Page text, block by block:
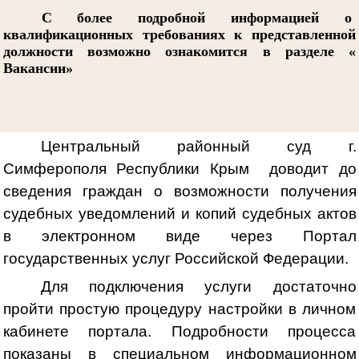
С более подробной информацией о
квалификационных требованиях к представленной
должности возможно ознакомится в разделе «
Вакансии»
Центральный районный суд г.
Симферополя Республики Крым доводит до
сведения граждан о возможности получения
судебных уведомлений и копий судебных актов
в электронном виде через Портал
государственных услуг Российской Федерации.
Для подключения услуги достаточно
пройти простую процедуру настройки в личном
кабинете портала. Подробности процесса
показаны в специальном информационном